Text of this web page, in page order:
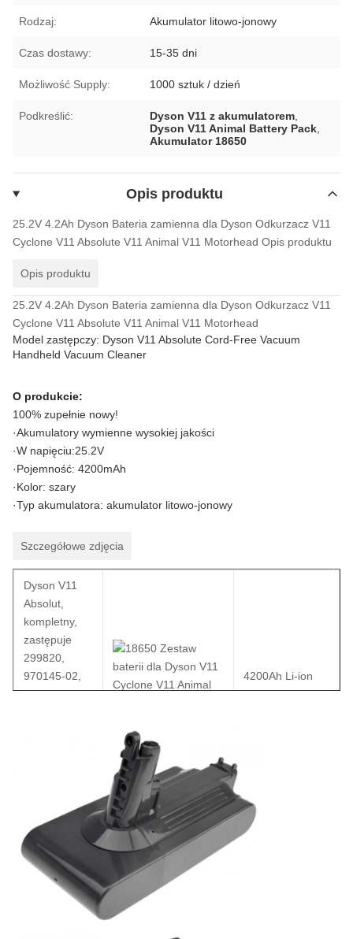
Rodzaj: Akumulator litowo-jonowy
Czas dostawy: 15-35 dni
Możliwość Supply: 1000 sztuk / dzień
Podkreślić: Dyson V11 z akumulatorem
Dyson V11 Animal Battery Pack
Akumulator 18650
Opis produktu
25.2V 4.2Ah Dyson Bateria zamienna dla Dyson Odkurzacz V11
Cyclone V11 Absolute V11 Animal V11 Motorhead Opis produktu
Opis produktu
25.2V 4.2Ah Dyson Bateria zamienna dla Dyson Odkurzacz V11
Cyclone V11 Absolute V11 Animal V11 Motorhead
Model zastępczy: Dyson V11 Absolute Cord-Free Vacuum
Handheld Vacuum Cleaner
O produkcie:
100% zupełnie nowy!
·Akumulatory wymienne wysokiej jakości
·W napięciu:25.2V
·Pojemność: 4200mAh
·Kolor: szary
·Typ akumulatora: akumulator litowo-jonowy
Szczegółowe zdjęcia
Dyson V11
Absolut,
kompletny,
zastępuje
299820,
970145-02,
SV14, Li-Ion,
4200Ah Li-ion
chiński ogniw